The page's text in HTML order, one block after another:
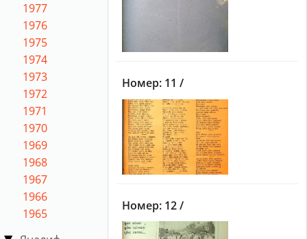
1977
1976
1975
1974
1973
1972
1971
1970
1969
1968
1967
1966
1965
Номер: 11 /
Номер: 12 /